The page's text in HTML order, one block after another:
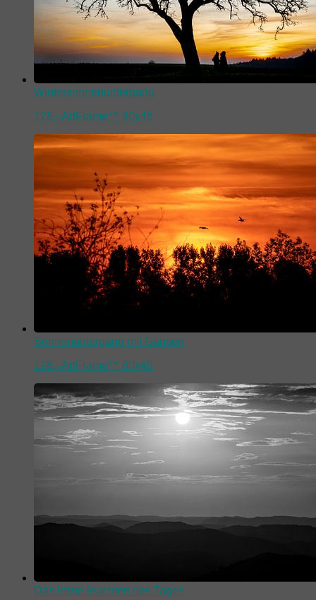
Wintersonnenuntergang
128,-ArtFrame™ 80x45
Sonnenuntergang mit Gänsen
128,-ArtFrame™ 80x45
Das letzte leuchten des Tages